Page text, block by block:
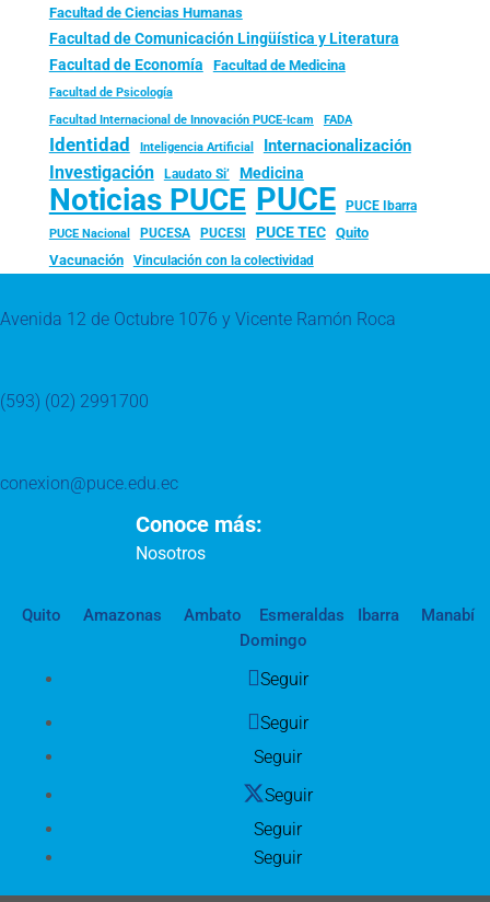
Facultad de Ciencias Humanas
Facultad de Comunicación Lingüística y Literatura
Facultad de Economía Facultad de Medicina
Facultad de Psicología
Facultad Internacional de Innovación PUCE-Icam FADA
Identidad Inteligencia Artificial Internacionalización
Investigación Laudato Si’ Medicina
Noticias PUCE PUCE PUCE Ibarra
PUCE Nacional PUCESA PUCESI PUCE TEC
Quito
Vacunación
Vinculación con la colectividad
Avenida 12 de Octubre 1076 y Vicente Ramón Roca
(593) (02) 2991700
conexion@puce.edu.ec
Conoce más:
Nosotros
Quito Amazonas Ambato Esmeraldas Ibarra
Manabí
Domingo
Seguir
Seguir
Seguir
Seguir
Seguir
Seguir